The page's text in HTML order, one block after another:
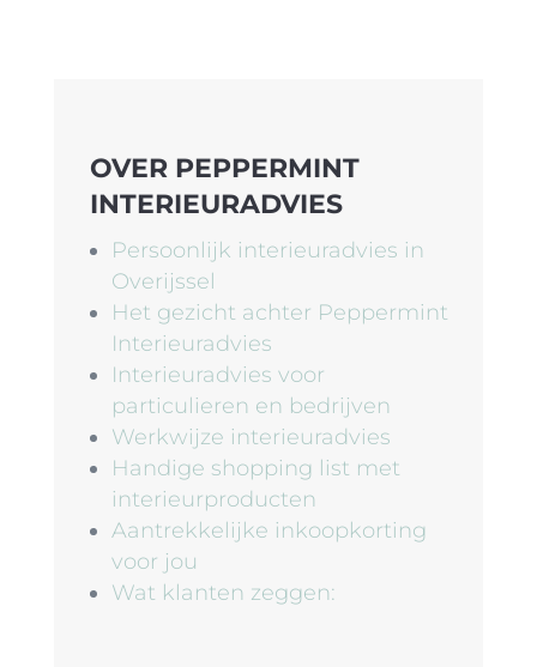
OVER PEPPERMINT
INTERIEURADVIES
Persoonlijk interieuradvies in
Overijssel
Het gezicht achter Peppermint
Interieuradvies
Interieuradvies voor
particulieren en bedrijven
Werkwijze interieuradvies
Handige shopping list met
interieurproducten
Aantrekkelijke inkoopkorting
voor jou
Wat klanten zeggen: